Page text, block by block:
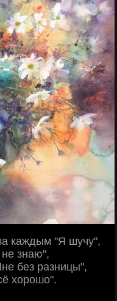
каждым "Я шучу",
знаю",
без разницы",
хорошо".